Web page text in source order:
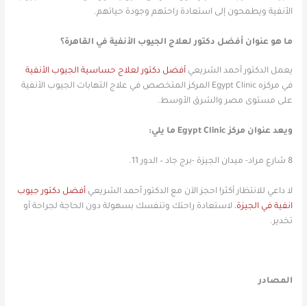
الأنفية ويطمحون إلى استعادة راحتهم وجودة حياتهم.
ما هو عنوان أفضل دكتور لعلاج الجيوب الأنفية في القاهرة؟
يعمل الدكتور أحمد الشريعي أفضل دكتور لعلاج حساسية الجيوب الأنفية
في مركزه Egypt Clinic المركز المتخصص في علاج التهابات الجيوب الأنفية
على مستوى مصر والشرق الأوسط.
ويعد عنوان مركز Egypt Clinic ما يلي:
8 شارع مراد- ميدان الجيزة -برج جاد – الدور 11.
لا داعي للانتظار أكثر! احجز الآن مع الدكتور أحمد الشريعيأفضل دكتور جيوب
انفية في الجيزة، لاستعادة راحتك وتنفسك بسهولة دون الحاجة لجراحة أو
تخدير.
المصادر